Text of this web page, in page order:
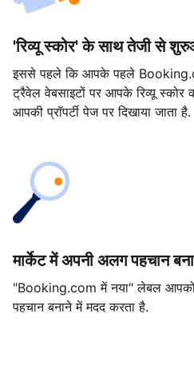
'रिव्यू स्कोर' के साथ तेजी से
इससे पहले कि आपके पहले
ट्रैवेल वेबसाइटों पर आपके रिव्यू स्कोर
आपकी प्रॉपर्टी पेज पर दिखाया जाता है.
मार्केट में अपनी अलग पहचान
"Booking.com में नया" लेबल
पहचान बनाने में मदद करता है.